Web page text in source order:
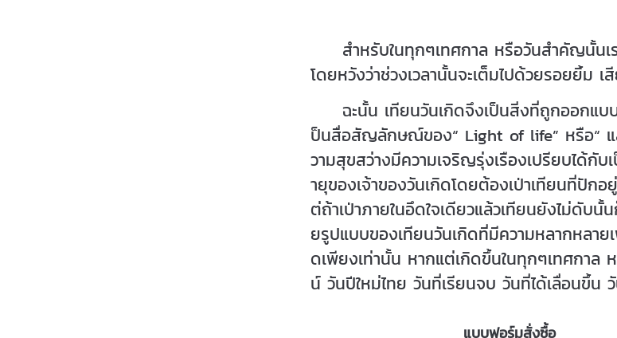
สำหรับในทุกๆเทศกาล หรือวันสำคัญนั้นเร
โดยหวังว่าช่วงเวลานั้นจะเต็มไปด้วยรอยยิ้ม
ฉะนั้น เทียนวันเกิดจึงเป็นสิ่งที่ถูกออกแบบ
ป็นสื่อสัญลักษณ์ของ“ Light of life” หรือ“ แ
วามสุขสว่างมีความเจริญรุ่งเรืองเปรียบได้กั
ายุของเจ้าของวันเกิดโดยต้องเป่าเทียนที่ปัก
ต่ถ้าเป่าภายในอึดใจเดียวแล้วเทียนยังไม่ดับ
ยรูปแบบของเทียนวันเกิดที่มีความหลากหลาย
ดเพียงเท่านั้น หากแต่เกิดขึ้นในทุกๆเทศกาล
น์ วันปีใหม่ไทย วันที่เรียนจบ วันที่ได้เลื่อนขึ้น
แบบฟอร์มสั่งซื้อ